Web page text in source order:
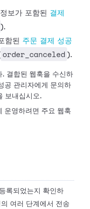
보가 포함된 결제
).
함된 주문 결제 성공
order_canceled ).
. 결합된 웹훅을 수신하
공 관리자에게 문의하
보내십시오.
운영하려면 주요 웹훅
록되었는지 확인하
여러 단계에서 전송